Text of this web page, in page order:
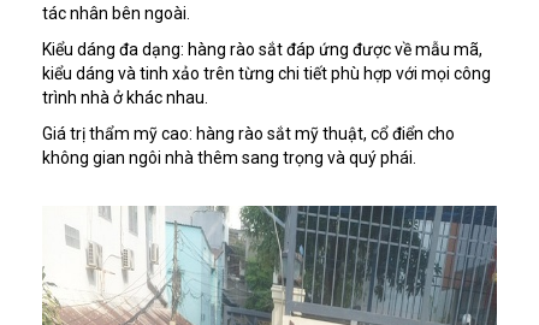
tác nhân bên ngoài.
Kiểu dáng đa dạng: hàng rào sắt đáp ứng được về mẫu mã,
kiểu dáng và tinh xảo trên từng chi tiết phù hợp với mọi công
trình nhà ở khác nhau.
Giá trị thẩm mỹ cao: hàng rào sắt mỹ thuật, cổ điển cho
không gian ngôi nhà thêm sang trọng và quý phái.